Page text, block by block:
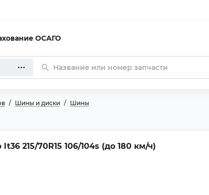
ОСАГО
Шины и диски Шины
215/70R15 106/104s (до 180 км/ч)